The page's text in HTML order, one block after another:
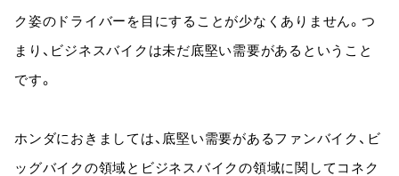
ク姿のドライバーを目にすることが少なくありません。つ
まり、ビジネスバイクは未だ底堅い需要があるということ
です。
ホンダにおきましては、底堅い需要があるファンバイク、ビ
ッグバイクの領域とビジネスバイクの領域に関してコネク